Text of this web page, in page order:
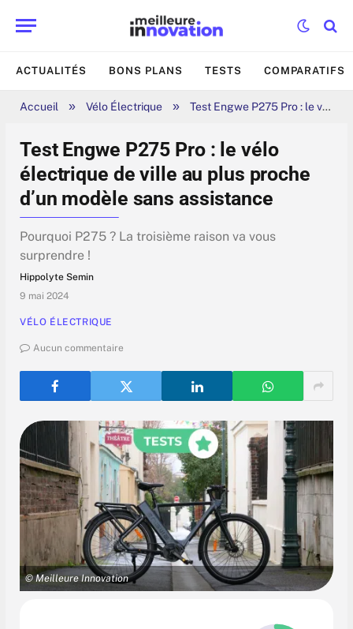
ACTUALITÉS BONS PLANS TESTS COMPARATIFS
Accueil » Vélo Électrique » Test Engwe P275 Pro : le vélo électrique de ville au plus proche d’un modèle sans assistance
Test Engwe P275 Pro : le vélo
électrique de ville au plus proche
d’un modèle sans assistance
Pourquoi P275 ? La troisième raison va vous
surprendre !
Hippolyte Semin
9 mai 2024
VÉLO ÉLECTRIQUE
Aucun commentaire
© Meilleure Innovation